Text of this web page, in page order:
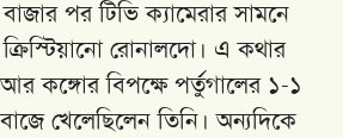
পর টিভি ক্যামেরার সামনে
রোনালদো। এ কথার
কঙ্গোর বিপক্ষে পর্তুগালের ১-১
খেলেছিলেন তিনি। অন্যদিকে